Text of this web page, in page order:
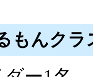
もんクラ